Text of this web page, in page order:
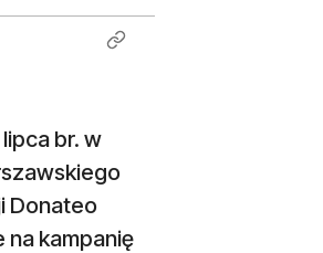
br. w
Donateo
kampanię